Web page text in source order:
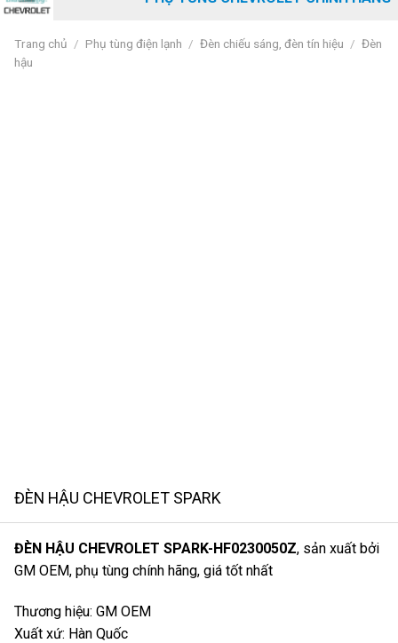
Trang chủ / Phụ tùng điện lạnh / Đèn chiếu sáng, đèn tín hiệu / Đèn
hậu
ĐÈN HẬU CHEVROLET SPARK
ĐÈN HẬU CHEVROLET SPARK-HF0230050Z, sản xuất bởi
GM OEM, phụ tùng chính hãng, giá tốt nhất
Thương hiệu: GM OEM
Xuất xứ: Hàn Quốc